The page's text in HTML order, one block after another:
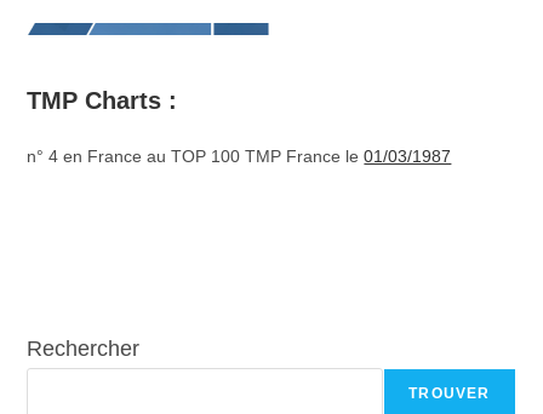
TMP Charts :
n° 4 en France au TOP 100 TMP France le01/03/1987
Rechercher
TROUVER